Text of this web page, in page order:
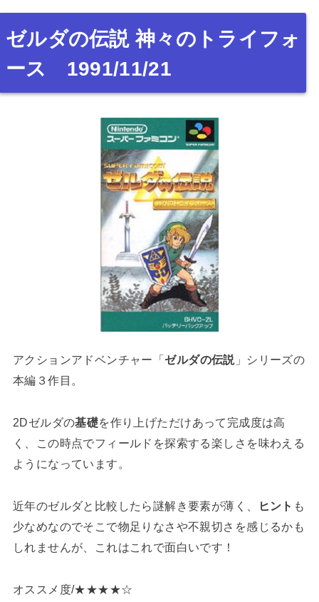
ゼルダの伝説 神々のトライフォ
ース 1991/11/21
アクションアドベンチャー「ゼルダの伝説 」シリーズの
本編３作目。
2Dゼルダの基礎を作り上げただけあって完成度は高
く、この時点でフィールドを探索する楽しさを味わえる
ようになっています。
近年のゼルダと比較したら謎解き要素が薄く、 ヒント も
少なめなのでそこで物足りなさや不親切さを感じるかも
しれませんが、これはこれで面白いです！
オススメ度/★★★★☆